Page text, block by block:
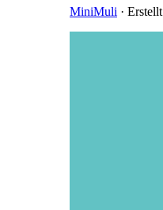
MiniMuli · Erstellt